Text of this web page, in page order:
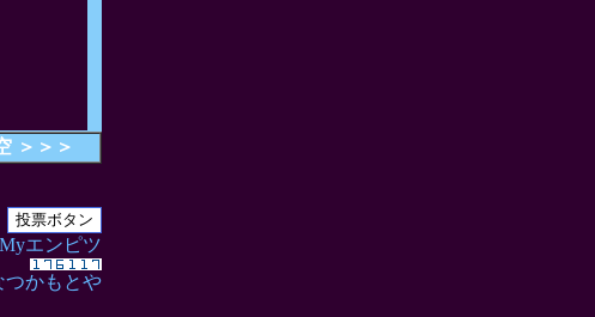
＞＞＞
Myエンピツ
つかもとや